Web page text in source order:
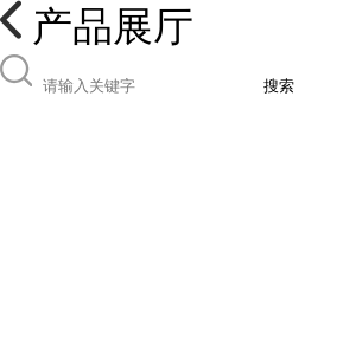
产品展厅
搜索